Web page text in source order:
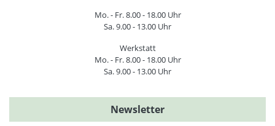
Mo. - Fr. 8.00 - 18.00 Uhr
Sa. 9.00 - 13.00 Uhr
Werkstatt
Mo. - Fr. 8.00 - 18.00 Uhr
Sa. 9.00 - 13.00 Uhr
Newsletter